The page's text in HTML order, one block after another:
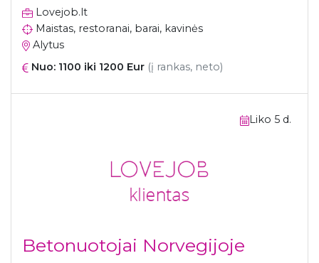
Lovejob.lt
Maistas, restoranai, barai, kavinės
Alytus
Nuo: 1100 iki 1200 Eur (į rankas, neto)
Liko 5 d.
Betonuotojai Norvegijoje